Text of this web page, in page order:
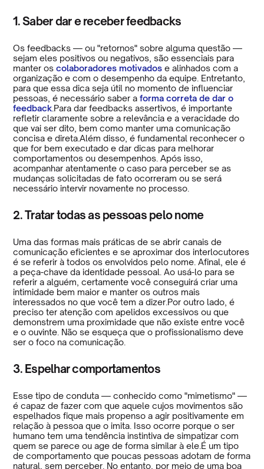
1. Saber dar e receber feedbacks
Os feedbacks — ou "retornos" sobre alguma questão —
sejam eles positivos ou negativos, são essenciais para
manter oscolaboradores motivados e alinhados com a
organização e com o desempenho da equipe. Entretanto,
para que essa dica seja útil no momento de influenciar
pessoas, é necessário saber aforma correta de dar o
feedback .Para dar feedbacks assertivos, é importante
refletir claramente sobre a relevância e a veracidade do
que vai ser dito, bem como manter uma comunicação
concisa e direta.Além disso, é fundamental reconhecer o
que for bem executado e dar dicas para melhorar
comportamentos ou desempenhos. Após isso,
acompanhar atentamente o caso para perceber se as
mudanças solicitadas de fato ocorreram ou se será
necessário intervir novamente no processo.
2. Tratar todas as pessoas pelo nome
Uma das formas mais práticas de se abrir canais de
comunicação eficientes e se aproximar dos interlocutores
é se referir à todos os envolvidos pelo nome. Afinal, ele é
a peça-chave da identidade pessoal. Ao usá-lo para se
referir a alguém, certamente você conseguirá criar uma
intimidade bem maior e manter os outros mais
interessados no que você tem a dizer.Por outro lado, é
preciso ter atenção com apelidos excessivos ou que
demonstrem uma proximidade que não existe entre você
e o ouvinte. Não se esqueça que o profissionalismo deve
ser o foco na comunicação.
3. Espelhar comportamentos
Esse tipo de conduta — conhecido como "mimetismo" —
é capaz de fazer com que aquele cujos movimentos são
espelhados fique mais propenso a agir positivamente em
relação à pessoa que o imita. Isso ocorre porque o ser
humano tem uma tendência instintiva de simpatizar com
quem se parece ou age de forma similar à ele.É um tipo
de comportamento que poucas pessoas adotam de forma
natural, sem perceber. No entanto, por meio de uma boa